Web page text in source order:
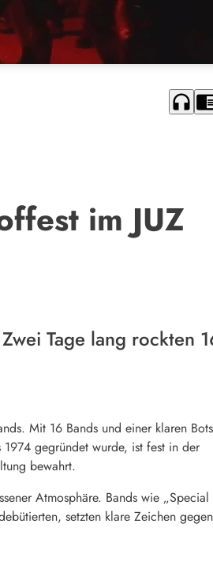
headphones
im JUZ
Tage lang rockten
Mit 16 Bands und einer klaren
1974 gegründet wurde, ist fest in der
bewahrt.
Atmosphäre. Bands wie „Special
setzten klare Zeichen gegen